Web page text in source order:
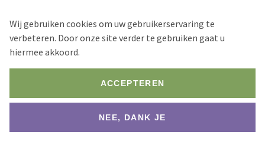
€ 2,36 € 2,24 € 2,12
75+
€ 2,36
Wij gebruiken cookies om uw gebruikerservaring te
verbeteren. Door onze site verder te gebruiken gaat u
hiermee akkoord.
ACCEPTEREN
NEE, DANK JE